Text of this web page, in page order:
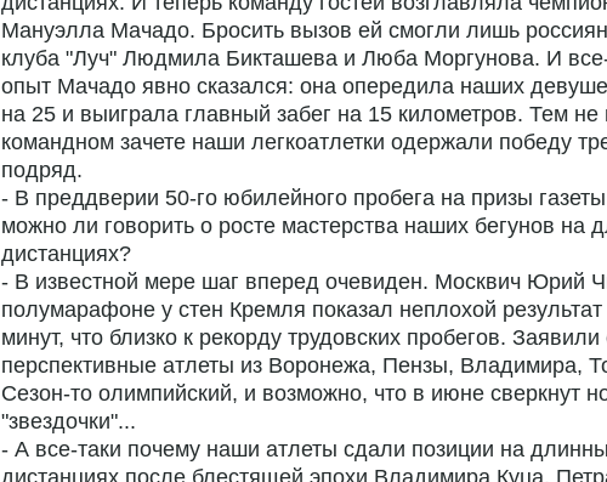
Мануэлла Мачадо. Бросить вызов ей смогли лишь
клуба "Луч" Людмила Бикташева и Люба Моргунова. И
опыт Мачадо явно сказался: она опередила наших
на 25 и выиграла главный забег на 15 километров. Тем не
командном зачете наши легкоатлетки одержали победу
подряд.
- В преддверии 50-го юбилейного пробега на призы
можно ли говорить о росте мастерства наших бегунов на
дистанциях?
- В известной мере шаг вперед очевиден. Москвич Юрий
полумарафоне у стен Кремля показал неплохой результат
минут, что близко к рекорду трудовских пробегов. Заявили
перспективные атлеты из Воронежа, Пензы, Владимира,
Сезон-то олимпийский, и возможно, что в июне сверкнут
"звездочки"...
- А все-таки почему наши атлеты сдали позиции на